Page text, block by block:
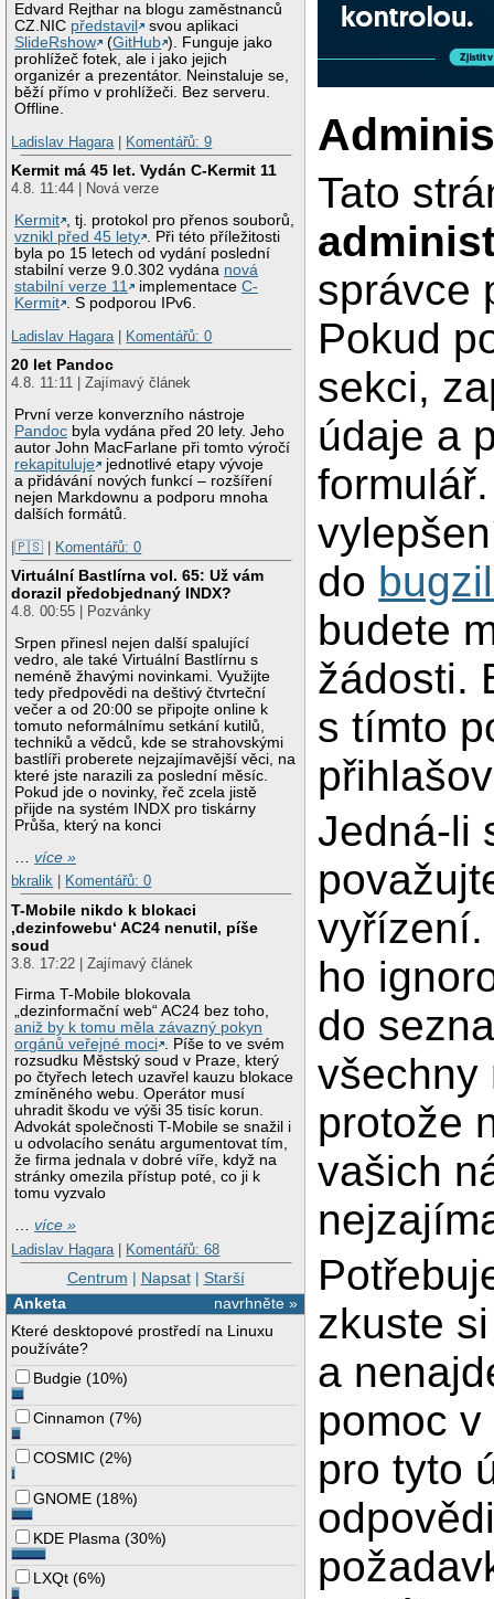
Edvard Rejthar na blogu zaměstnanců
CZ.NIC představil
svou aplikaci
SlideRshow
(GitHub ). Funguje jako
prohlížeč fotek, ale i jako jejich
organizér a prezentátor. Neinstaluje se,
běží přímo v prohlížeči. Bez serveru.
Offline.
Ladislav Hagara | Komentářů: 9
Kermit má 45 let. Vydán C-Kermit 11
4.8. 11:44 | Nová verze
Kermit , tj. protokol pro přenos souborů,
vznikl před 45 lety . Při této příležitosti
byla po 15 letech od vydání poslední
stabilní verze 9.0.302 vydána nová
stabilní verze 11
implementaceC-
Kermit . S podporou IPv6.
Ladislav Hagara | Komentářů: 0
20 let Pandoc
4.8. 11:11 | Zajímavý článek
První verze konverzního nástroje
Pandoc byla vydána před 20 lety. Jeho
autor John MacFarlane při tomto výročí
rekapituluje
jednotlivé etapy vývoje
a přidávání nových funkcí – rozšíření
nejen Markdownu a podporu mnoha
dalších formátů.
|🇵🇸 | Komentářů: 0
Virtuální Bastlírna vol. 65: Už vám
dorazil předobjednaný INDX?
4.8. 00:55 | Pozvánky
Srpen přinesl nejen další spalující
vedro, ale také Virtuální Bastlírnu s
neméně žhavými novinkami. Využijte
tedy předpovědi na deštivý čtvrteční
večer a od 20:00 se připojte online k
tomuto neformálnímu setkání kutilů,
techniků a vědců, kde se strahovskými
bastlíři proberete nejzajímavější věci, na
které jste narazili za poslední měsíc.
Pokud jde o novinky, řeč zcela jistě
přijde na systém INDX pro tiskárny
Průša, který na konci
…více »
bkralik
Komentářů: 0
T-Mobile nikdo k blokaci
‚dezinfowebu‘ AC24 nenutil, píše
soud
3.8. 17:22 | Zajímavý článek
Firma T-Mobile blokovala
„dezinformační web“ AC24 bez toho,
aniž by k tomu měla závazný pokyn
orgánů veřejné moci . Píše to ve svém
rozsudku Městský soud v Praze, který
po čtyřech letech uzavřel kauzu blokace
zmíněného webu. Operátor musí
uhradit škodu ve výši 35 tisíc korun.
Advokát společnosti T-Mobile se snažil i
u odvolacího senátu argumentovat tím,
že firma jednala v dobré víře, když na
stránky omezila přístup poté, co ji k
tomu vyzvalo
…více »
Ladislav Hagara | Komentářů: 68
Centrum | Napsat| Starší
navrhněte »
Anketa
Které desktopové prostředí na Linuxu
používáte?
Budgie (10%)
Cinnamon (7%)
COSMIC (2%)
GNOME (18%)
KDE Plasma (30%)
LXQt (6%)
Tato
správce
Pokud
sekci,
údaje a
do
budete
žádosti.
s tímto
Jedná-li
vyřízení.
ho
do
všechny
protože
vašich
zkuste
a
pomoc v
pro tyto